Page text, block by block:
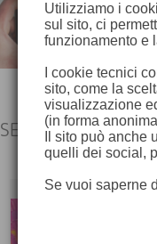
SERVIZI
Utilizziamo i
sul sito, ci
funzionamento e
I cookie tecnici
sito, come la
visualizzazione
(in forma
Il sito può
quelli dei social,
Se vuoi saperne